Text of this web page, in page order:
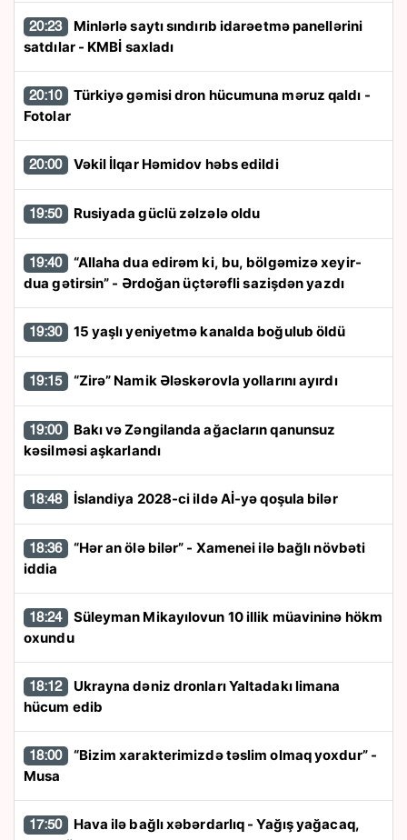
20:23
satdılar - KMBİ saxladı
20:10
Fotolar
20:00 Vəkil İlqar Həmidov həbs edildi
19:50 Rusiyada güclü zəlzələ oldu
19:40
dua gətirsin” - Ərdoğan üçtərəfli sazişdən yazdı
19:30 15 yaşlı yeniyetmə kanalda boğulub öldü
19:15 “Zirə” Namik Ələskərovla yollarını ayırdı
19:00
kəsilməsi aşkarlandı
18:48 İslandiya 2028-ci ildə Aİ-yə qoşula bilər
18:36
iddia
18:24
oxundu
18:12
hücum edib
18:00
Musa
17:50